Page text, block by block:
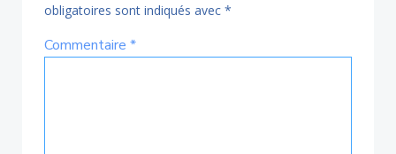
obligatoires sont indiqués avec *
Commentaire *